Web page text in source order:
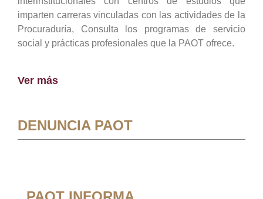
imparten carreras vinculadas con las actividades de la
Procuraduría, Consulta los programas de servicio
social y prácticas profesionales que la PAOT ofrece.
Ver más
DENUNCIA PAOT